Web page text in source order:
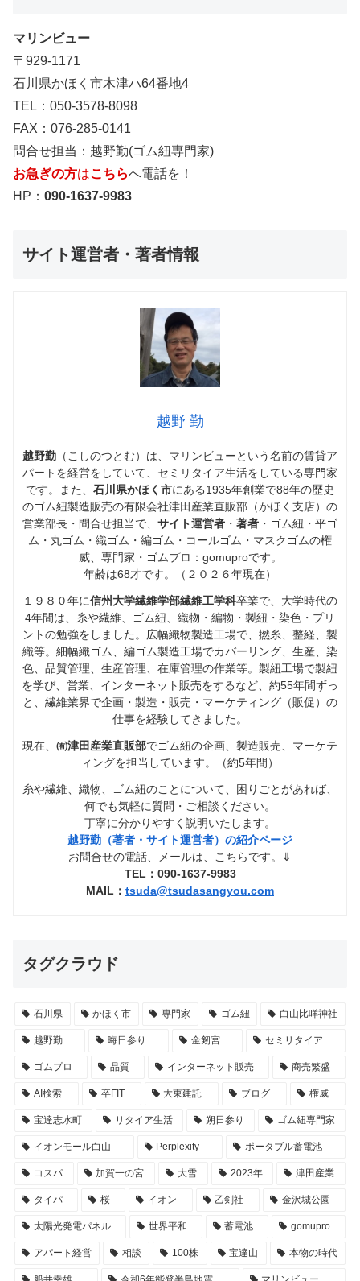
マリンビュー
〒929-1171
石川県かほく市木津ハ64番地4
TEL：050-3578-8098
FAX：076-285-0141
問合せ担当：越野勤(ゴム紐専門家)
お急ぎの方はこちらへ電話を！
HP： 090-1637-9983
サイト運営者・著者情報
越野 勤
越野勤 （こしのつとむ）は、マリンビューという名前の賃貸ア
パートを経営をしていて、セミリタイア生活をしている専門家
です。また、 石川県かほく市にある1935年創業で88年の歴史
のゴム紐製造販売の有限会社津田産業直販部（かほく支店）の
営業部長・問合せ担当で、 サイト運営者 ・ 著者 ・ゴム紐・平ゴ
ム・丸ゴム・織ゴム・編ゴム・コールゴム・マスクゴムの権
威、専門家・ゴムプロ：gomuproです。
年齢は68才です。（２０２６年現在）
１９８０年に信州大学繊維学部繊維工学科卒業で、大学時代の
4年間は、糸や繊維、ゴム紐、織物・編物・製紐・染色・プリ
ントの勉強をしました。広幅織物製造工場で、撚糸、整経、製
織等。細幅織ゴム、編ゴム製造工場でカバーリング、生産、染
色、品質管理、生産管理、在庫管理の作業等。製紐工場で製紐
を学び、営業、インターネット販売をするなど、約55年間ずっ
と、繊維業界で企画・製造・販売・マーケティング（販促）の
仕事を経験してきました。
現在、 ㈲津田産業直販部でゴム紐の企画、製造販売、マーケテ
ィングを担当しています。（約5年間）
糸や繊維、織物、ゴム紐のことについて、困りごとがあれば、
何でも気軽に質問・ご相談ください。
丁寧に分かりやすく説明いたします。
越野勤（著者・サイト運営者）の紹介ページ
お問合せの電話、メールは、こちらです。⇓
TEL：090-1637-9983
MAIL： tsuda@tsudasangyou.com
タグクラウド
石川県 かほく市 専門家 ゴム紐 白山比咩神社
越野勤 晦日参り 金剱宮 セミリタイア
ゴムプロ 品質 インターネット販売 商売繁盛
AI検索 卒FIT 大東建託 ブログ 権威
宝達志水町 リタイア生活 朔日参り ゴム紐専門家
イオンモール白山 Perplexity ポータブル蓄電池
コスパ 加賀一の宮 大雪 2023年 津田産業
タイパ 桜 イオン 乙剣社 金沢城公園
太陽光発電パネル 世界平和 蓄電池 gomupro
アパート経営 相談 100株 宝達山 本物の時代